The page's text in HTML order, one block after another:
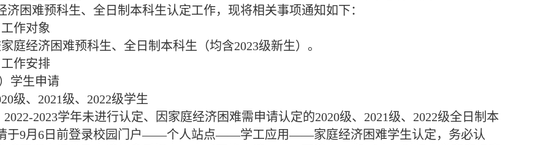
济困难预科生、全日制本科生认定工作，现将相关事项通知如下：
作对象
经济困难预科生、全日制本科生（均含2023级新生）。
作安排
学生申请
级、2021级、2022级学生
2023学年未进行认定、因家庭经济困难需申请认定的2020级、2021级、2022级全日制本
于9月6日前登录校园门户——个人站点——学工应用——家庭经济困难学生认定，务必认